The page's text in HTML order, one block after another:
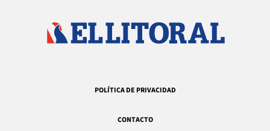
POLÍTICA DE PRIVACIDAD
CONTACTO